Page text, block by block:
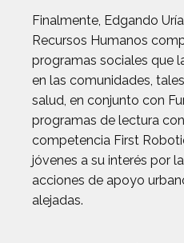
Finalmente, Edgando
Recursos Humanos
programas sociales que
en las comunidades,
salud, en conjunto con
programas de lectura
competencia First
jóvenes a su interés por
acciones de apoyo
alejadas.